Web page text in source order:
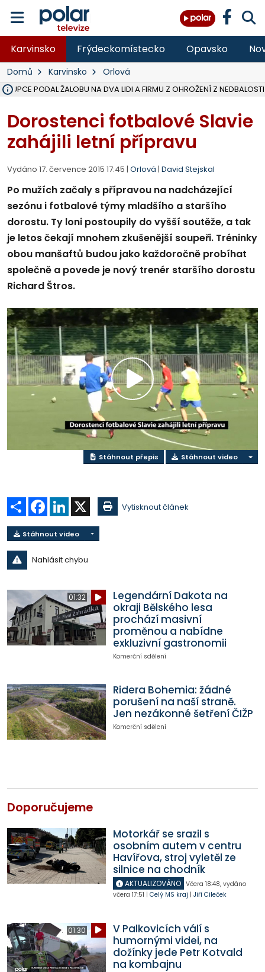
Karvinsko Frýdeckomístecko Opavsko
Domů Karvinsko Orlová
PODAL ŽALOBU NA DVA LIDI A FIRMU Z OHROŽENÍ Z NEDBALOSTI
Dorostenci fotbalové Slavie
zahájili letní přípravu
Vydáno 17. července 2015 17:45 | Orlová | David Stejskal
Po mužích začaly s přípravou na nadcházející
sezónu i fotbalové týmy mladšího a staršího
dorostu. Ty loni postoupily do vyšší soutěže, a tak
je letos čekají mnohem zkušenější soupeři. Tréninky
obou manšaftů budou jako každoročně probíhat
společně a povede je nový trenér staršího dorostu
Richard Štros.
Přehrát
video
Stáhnout přepis Stáhnout video
Sdílet Facebook
LinkedIn Vytisknout článek
Stáhnout video
Nahlásit chybu
01:32
Legendární Dakota na
okraji Bělského lesa
prochází masivní
proměnou a nabídne
exkluzivní gastronomii
Komerční sdělení
Ridera Bohemia: žádné
porušení na naší straně.
Jen nezákonné šetření ČIŽP
Komerční sdělení
Doporučujeme
Motorkář se srazil s
osobním autem v centru
Havířova, stroj vyletěl ze
silnice na chodník
AKTUALIZOVÁNO Včera 18:48, vydáno
včera 17:51 | Celý MS kraj | Jiří Cileček
01:30
V Palkovicích válí s
humornými videi, na
dožínky jede Petr Kotvald
na kombajnu